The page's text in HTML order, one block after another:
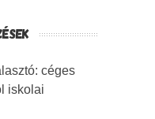
céges
iskolai